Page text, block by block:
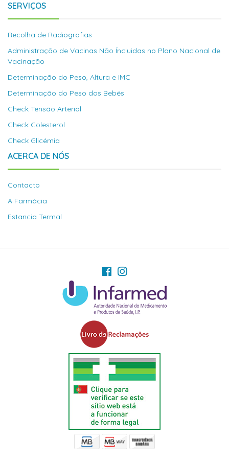
SERVIÇOS
Recolha de Radiografias
Administração de Vacinas Não Íncluidas no Plano Nacional de
Vacinação
Determinação do Peso, Altura e IMC
Determinação do Peso dos Bebés
Check Tensão Arterial
Check Colesterol
Check Glicémia
ACERCA DE NÓS
Contacto
A Farmácia
Estancia Termal